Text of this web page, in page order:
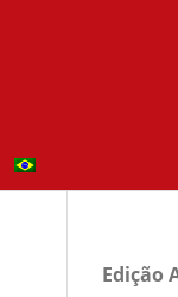
Edição